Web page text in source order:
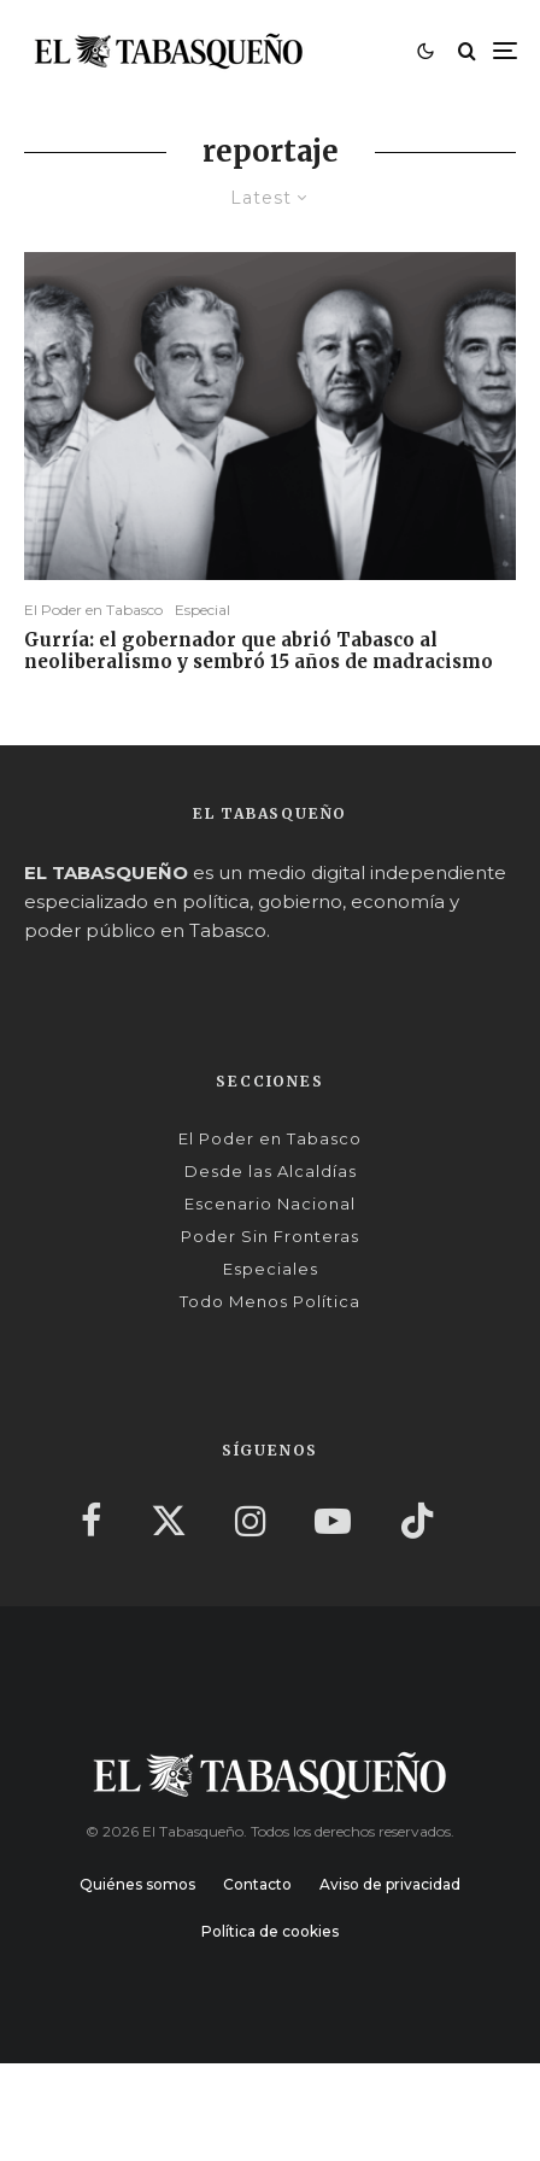
reportaje
Latest
El Poder en Tabasco Especial
Gurría: el gobernador que abrió Tabasco al
neoliberalismo y sembró 15 años de madracismo
EL TABASQUEÑO
EL TABASQUEÑO es un medio digital independiente
especializado en política, gobierno, economía y
poder público en Tabasco.
SECCIONES
El Poder en Tabasco
Desde las Alcaldías
Escenario Nacional
Poder Sin Fronteras
Especiales
Todo Menos Política
SÍGUENOS
© 2026 El Tabasqueño. Todos los derechos reservados.
Quiénes somos Contacto Aviso de privacidad
Política de cookies